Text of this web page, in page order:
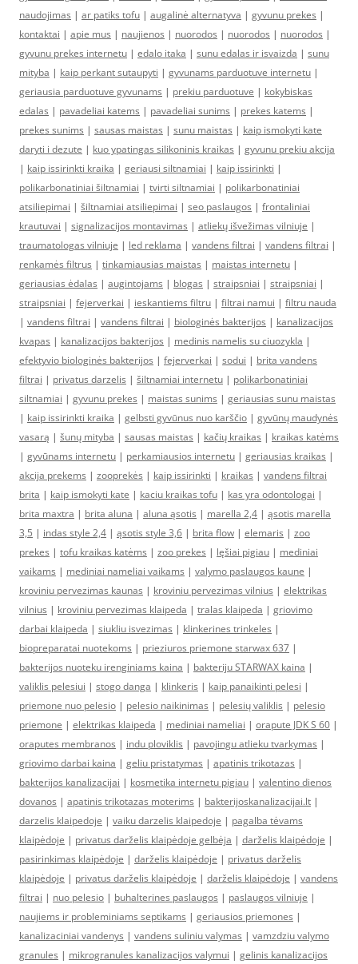
naudojimas | ar patiks tofu | augalinė alternatyva | gyvunu prekes |
kontaktai | apie mus | naujienos | nuorodos | nuorodos | nuorodos |
gyvunu prekes internetu | edalo itaka | sunu edalas ir isvaizda | sunu
mityba | kaip perkant sutaupyti | gyvunams parduotuve internetu |
geriausia parduotuve gyvunams | prekiu parduotuve | kokybiskas
edalas | pavadeliai katems | pavadeliai sunims | prekes katems |
prekes sunims | sausas maistas | sunu maistas | kaip ismokyti kate
daryti i dezute | kuo ypatingas silikoninis kraikas | gyvunu prekiu akcija
| kaip issirinkti kraika | geriausi siltnamiai | kaip issirinkti |
polikarbonatiniai šiltnamiai | tvirti siltnamiai | polikarbonatiniai
atsiliepimai | šiltnamiai atsiliepimai | seo paslaugos | frontaliniai
krautuvai | signalizacijos montavimas | atliekų išvežimas vilniuje |
traumatologas vilniuje | led reklama | vandens filtrai | vandens filtrai |
renkamės filtrus | tinkamiausias maistas | maistas internetu |
geriausias ėdalas | augintojams | blogas | straipsniai | straipsniai |
straipsniai | fejerverkai | ieskantiems filtru | filtrai namui | filtru nauda
| vandens filtrai | vandens filtrai | biologinės bakterijos | kanalizacijos
kvapas | kanalizacijos bakterijos | medinis namelis su ciuozykla |
efektyvio biologinės bakterijos | fejerverkai | sodui | brita vandens
filtrai | privatus darzelis | šiltnamiai internetu | polikarbonatiniai
siltnamiai | gyvunu prekes | maistas sunims | geriausias sunu maistas
| kaip issirinkti kraika | gelbsti gyvūnus nuo karščio | gyvūnų maudynės
vasarą | šunų mityba | sausas maistas | kačių kraikas | kraikas katėms
| gyvūnams internetu | perkamiausios internetu | geriausias kraikas |
akcija prekems | zooprekės | kaip issirinkti | kraikas | vandens filtrai
brita | kaip ismokyti kate | kaciu kraikas tofu | kas yra odontologai |
brita maxtra | brita aluna | aluna ąsotis | marella 2,4 | ąsotis marella
3,5 | indas style 2,4 | ąsotis style 3,6 | brita flow | elemaris | zoo
prekes | tofu kraikas katėms | zoo prekes | lęšiai pigiau | mediniai
vaikams | mediniai nameliai vaikams | valymo paslaugos kaune |
kroviniu pervezimas kaunas | kroviniu pervezimas vilnius | elektrikas
vilnius | kroviniu pervezimas klaipeda | tralas klaipeda | griovimo
darbai klaipeda | siukliu isvezimas | klinkerines trinkeles |
biopreparatai nuotekoms | prieziuros priemone starwax 637 |
bakterijos nuoteku irenginiams kaina | bakteriju STARWAX kaina |
valiklis pelesiui | stogo danga | klinkeris | kaip panaikinti pelesi |
priemone nuo pelesio | pelesio naikinimas | pelesių valiklis | pelesio
priemone | elektrikas klaipeda | mediniai nameliai | orapute JDK S 60 |
oraputes membranos | indu ploviklis | pavojingu atlieku tvarkymas |
griovimo darbai kaina | geliu pristatymas | apatinis trikotazas |
bakterijos kanalizacijai | kosmetika internetu pigiau | valentino dienos
dovanos | apatinis trikotazas moterims | bakterijoskanalizacijai.lt |
darzelis klaipedoje | vaiku darzelis klaipedoje | pagalba tėvams
klaipėdoje | privatus darželis klaipėdoje gelbėja | darželis klaipėdoje |
pasirinkimas klaipėdoje | darželis klaipėdoje | privatus darželis
klaipėdoje | privatus darželis klaipėdoje | darželis klaipėdoje | vandens
filtrai | nuo pelesio | buhalterines paslaugos | paslaugos vilniuje |
naujiems ir probleminiams septikams | geriausios priemones |
kanalizaciniai vandenys | vandens suliniu valymas | vamzdziu valymo
granules | mikrogranules kanalizacijos valymui | gelinis kanalizacijos